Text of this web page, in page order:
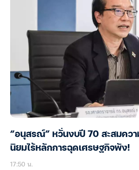
“อนุสรณ์” หวั่นงบปี 70 สะสมควา
นิยมไร้หลักการฉุดเศรษฐกิจพัง!
17:50 น.